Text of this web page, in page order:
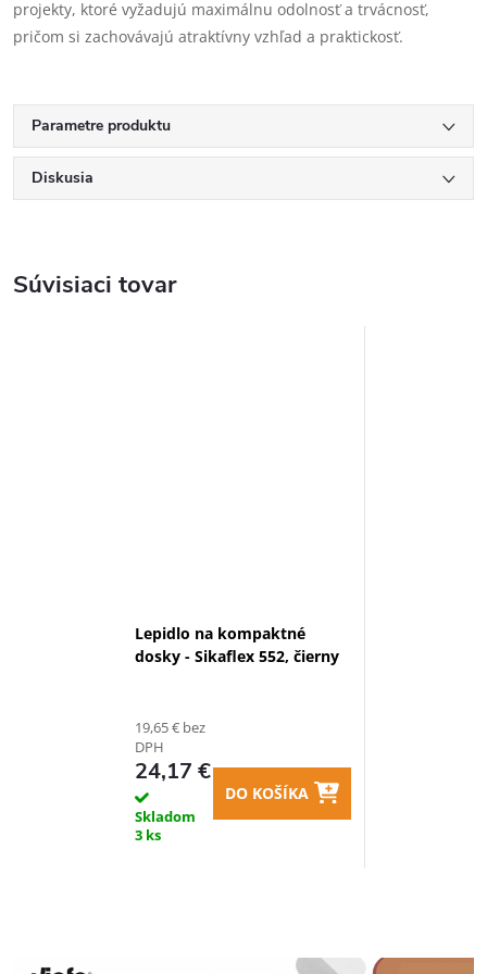
projekty, ktoré vyžadujú maximálnu odolnosť a trvácnosť,
pričom si zachovávajú atraktívny vzhľad a praktickosť.
Parametre produktu
Diskusia
Súvisiaci tovar
Lepidlo na kompaktné
dosky - Sikaflex 552, čierny
19,65 € bez
DPH
24,17 €
Skladom
3 ks
DO KOŠÍKA